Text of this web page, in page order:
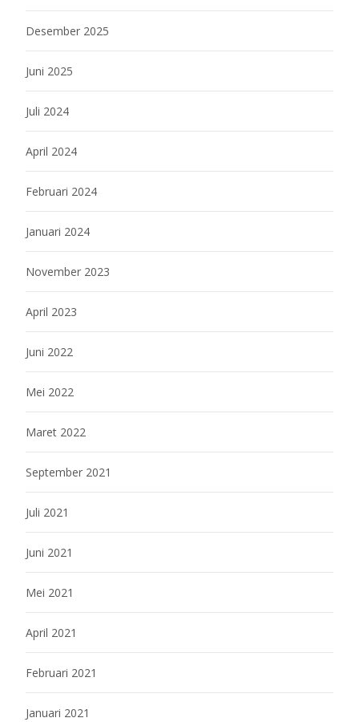
Desember 2025
Juni 2025
Juli 2024
April 2024
Februari 2024
Januari 2024
November 2023
April 2023
Juni 2022
Mei 2022
Maret 2022
September 2021
Juli 2021
Juni 2021
Mei 2021
April 2021
Februari 2021
Januari 2021